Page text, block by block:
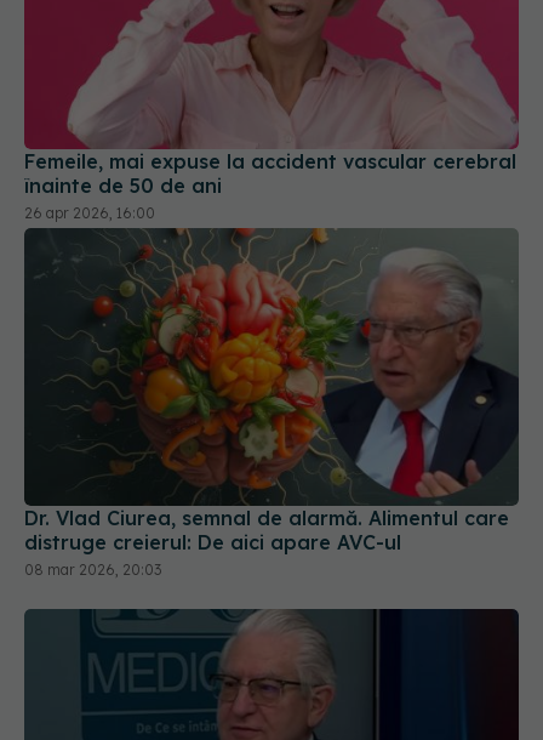
Femeile, mai expuse la accident vascular cerebral
înainte de 50 de ani
26 apr 2026, 16:00
Dr. Vlad Ciurea, semnal de alarmă. Alimentul care
distruge creierul: De aici apare AVC-ul
08 mar 2026, 20:03